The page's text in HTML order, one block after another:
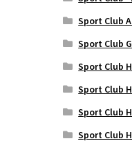
Sport Club
Sport Club
Sport Club
Sport Club
Sport Club
Sport Club